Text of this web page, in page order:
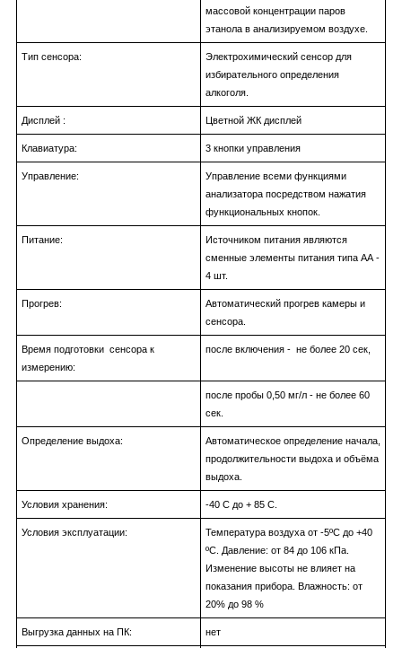
массовой концентрации паров
этанола в анализируемом воздухе.
Тип сенсора:
Электрохимический сенсор для
избирательного определения
алкоголя.
Дисплей : Цветной ЖК дисплей
Клавиатура: 3 кнопки управления
Управление:
Управление всеми функциями
анализатора посредством нажатия
функциональных кнопок.
Питание:
Источником питания являются
сменные элементы питания типа АА -
4 шт.
Прогрев:
Автоматический прогрев камеры и
сенсора.
Время подготовки сенсора к
измерению:
после включения - не более 20 сек,
после пробы 0,50 мг/л - не более 60
сек.
Определение выдоха:
Автоматическое определение начала,
продолжительности выдоха и объёма
выдоха.
Условия хранения: -40 C до + 85 C.
Условия эксплуатации:
Температура воздуха от -5ºС до +40
ºC. Давление: от 84 до 106 кПа.
Изменение высоты не влияет на
показания прибора. Влажность: от
20% до 98 %
Выгрузка данных на ПК: нет